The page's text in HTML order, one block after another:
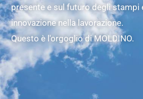
presente e sul futuro degli stampi
innovazione nella lavorazione.
Questo è l'orgoglio di MOLDINO.